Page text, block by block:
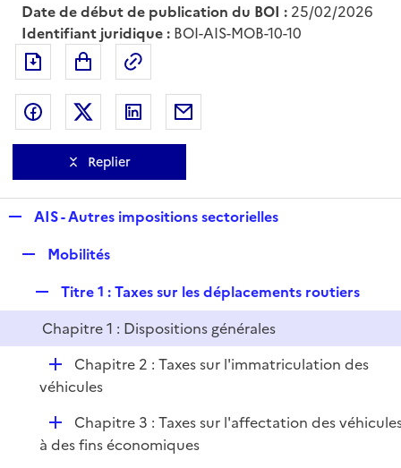
Date de début de publication du BOI : 25/02/2026
Identifiant juridique : BOI-AIS-MOB-10-10
Exporter le document au format pdf
Partager sur Facebook
Partager sur Twitter
Partager sur LinkedIn
Replier
p
r
AIS - Autres impositions sectorielles
p
l
r
Mobilités
e
p
l
i
e
r
Titre 1 : Taxes sur les déplacements routiers
Chapitre 1 : Dispositions générales
D
é
i
Chapitre 2 : Taxes sur l'immatriculation des
véhicules
D
é
Chapitre 3 : Taxes sur l'affectation des
à des fins économiques